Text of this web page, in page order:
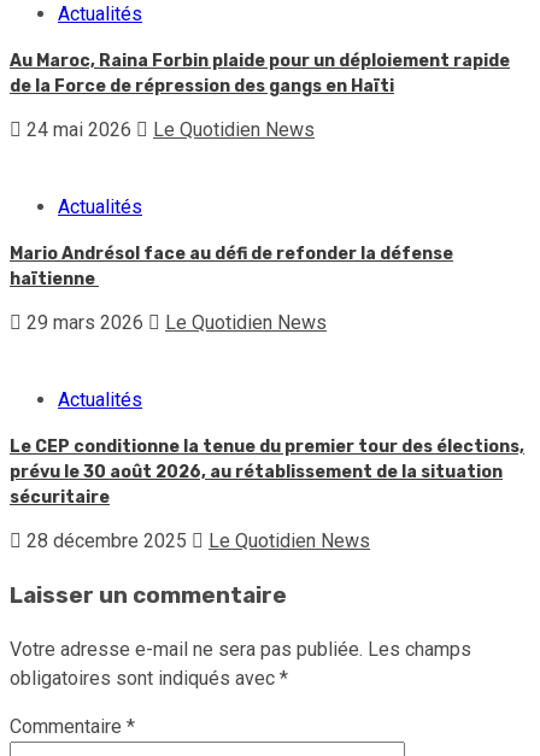
Actualités
Au Maroc, Raina Forbin plaide pour un déploiement rapide
de la Force de répression des gangs en Haïti
24 mai 2026 Le Quotidien News
Actualités
Mario Andrésol face au défi de refonder la défense
haïtienne
29 mars 2026 Le Quotidien News
Actualités
Le CEP conditionne la tenue du premier tour des élections,
prévu le 30 août 2026, au rétablissement de la situation
sécuritaire
28 décembre 2025 Le Quotidien News
Laisser un commentaire
Votre adresse e-mail ne sera pas publiée. Les champs
obligatoires sont indiqués avec *
Commentaire *